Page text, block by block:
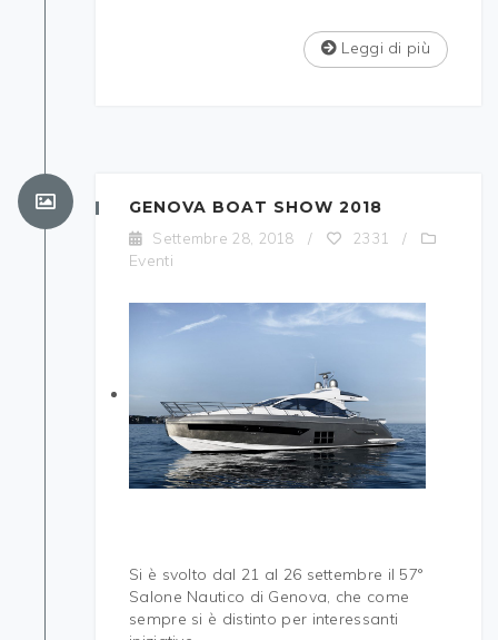
Leggi di più
GENOVA BOAT SHOW 2018
Settembre 28, 2018 / 2331 /
Eventi
Si è svolto dal 21 al 26 settembre il 57°
Salone Nautico di Genova, che come
sempre si è distinto per interessanti